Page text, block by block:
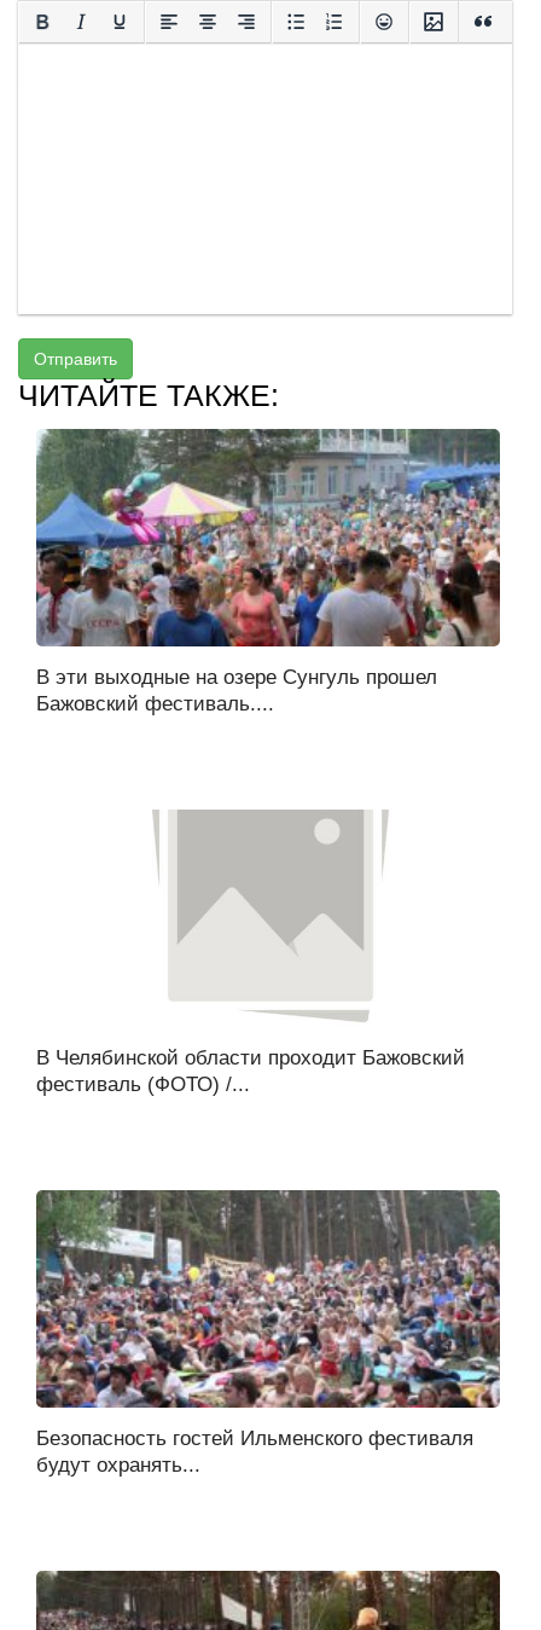
Отправить
ЧИТАЙТЕ ТАКЖЕ:
В эти выходные на озере Сунгуль прошел
Бажовский фестиваль....
В Челябинской области проходит Бажовский
фестиваль (ФОТО) /...
Безопасность гостей Ильменского фестиваля
будут охранять...